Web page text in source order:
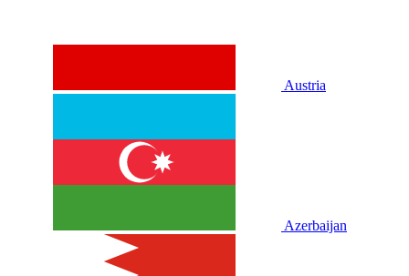
Austria
Azerbaijan